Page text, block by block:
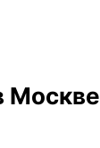
Москве